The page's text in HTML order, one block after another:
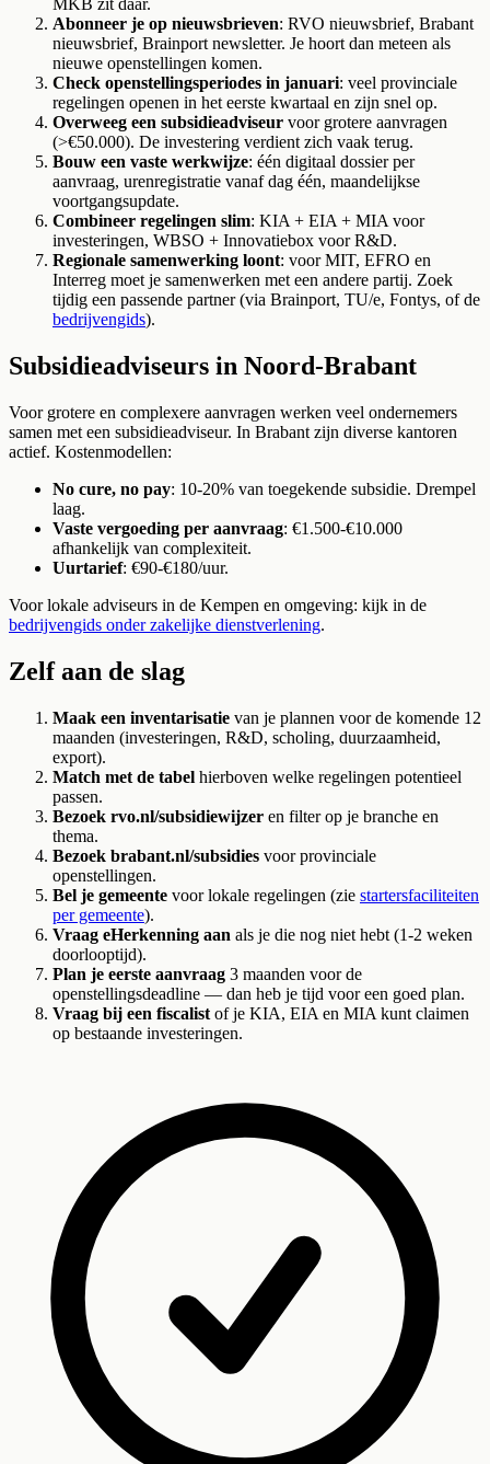
MKB zit daar.
Abonneer je op nieuwsbrieven: RVO nieuwsbrief, Brabant
nieuwsbrief, Brainport newsletter. Je hoort dan meteen als
nieuwe openstellingen komen.
Check openstellingsperiodes in januari: veel provinciale
regelingen openen in het eerste kwartaal en zijn snel op.
Overweeg een subsidieadviseur voor grotere aanvragen
(>€50.000). De investering verdient zich vaak terug.
Bouw een vaste werkwijze: één digitaal dossier per
aanvraag, urenregistratie vanaf dag één, maandelijkse
voortgangsupdate.
Combineer regelingen slim: KIA + EIA + MIA voor
investeringen, WBSO + Innovatiebox voor R&D.
Regionale samenwerking loont: voor MIT, EFRO en
Interreg moet je samenwerken met een andere partij. Zoek
tijdig een passende partner (via Brainport, TU/e, Fontys, of de
bedrijvengids).
Subsidieadviseurs in Noord-Brabant
Voor grotere en complexere aanvragen werken veel ondernemers
samen met een subsidieadviseur. In Brabant zijn diverse kantoren
actief. Kostenmodellen:
No cure, no pay: 10-20% van toegekende subsidie. Drempel
laag.
Vaste vergoeding per aanvraag: €1.500-€10.000
afhankelijk van complexiteit.
Uurtarief: €90-€180/uur.
Voor lokale adviseurs in de Kempen en omgeving: kijk in de
bedrijvengids onder zakelijke dienstverlening.
Zelf aan de slag
Maak een inventarisatie van je plannen voor de komende 12
maanden (investeringen, R&D, scholing, duurzaamheid,
export).
Match met de tabel hierboven welke regelingen potentieel
passen.
Bezoek rvo.nl/subsidiewijzer en filter op je branche en
thema.
Bezoek brabant.nl/subsidies voor provinciale
openstellingen.
Bel je gemeente voor lokale regelingen (zie startersfaciliteiten
per gemeente).
Vraag eHerkenning aan als je die nog niet hebt (1-2 weken
doorlooptijd).
Plan je eerste aanvraag 3 maanden voor de
openstellingsdeadline — dan heb je tijd voor een goed plan.
Vraag bij een fiscalist of je KIA, EIA en MIA kunt claimen
op bestaande investeringen.